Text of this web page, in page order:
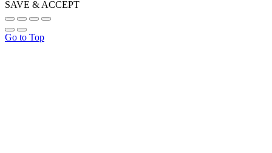
SAVE & ACCEPT
Go to Top